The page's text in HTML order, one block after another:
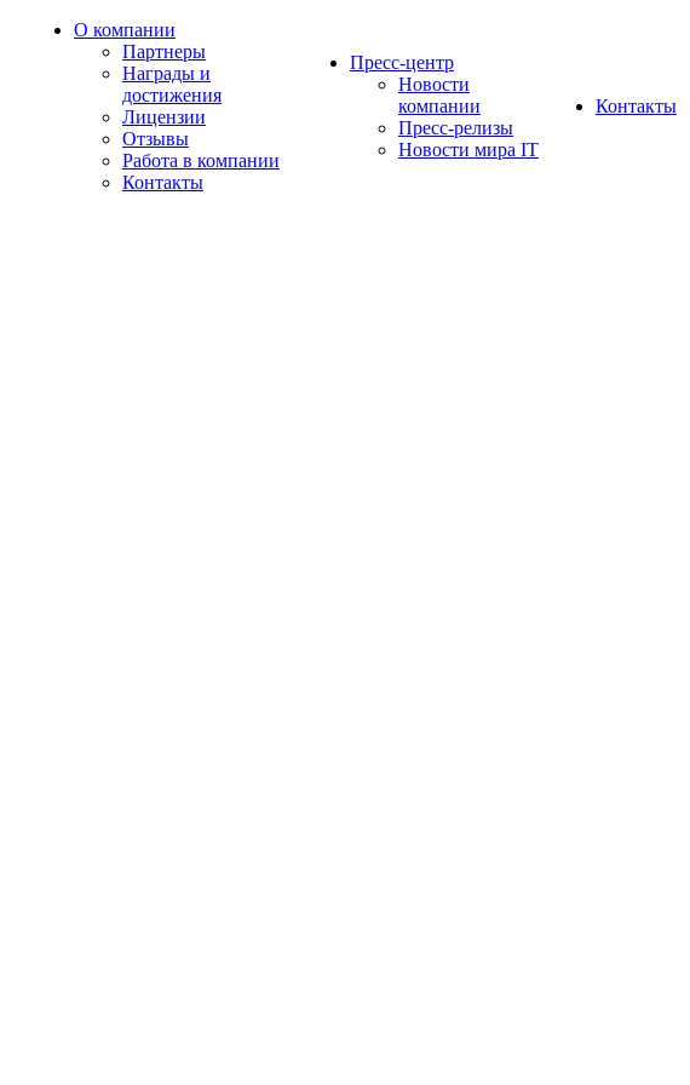
О компании
Партнеры
Награды и
достижения
Лицензии
Отзывы
Работа в компании
Контакты
Пресс-центр
Новости
компании
Пресс-релизы
Новости мира IT
Контакты